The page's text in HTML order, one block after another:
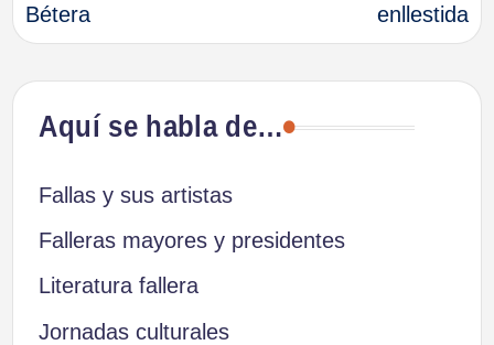
entradas
Bétera
enllestida
Aquí se habla de…
Fallas y sus artistas
Falleras mayores y presidentes
Literatura fallera
Jornadas culturales